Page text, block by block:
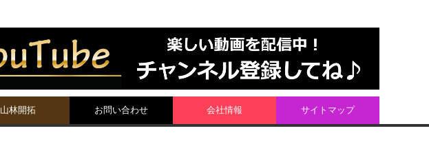
山林開拓 お問い合わせ 会社情報 サイトマップ